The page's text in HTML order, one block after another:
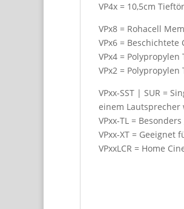
VP4x = 10,5cm
VPx8 = Rohacell
VPx6 =
VPx4 =
VPx2 =
VPxx-SST | SUR =
einem Lautsprecher
VPxx-TL =
VPxx-XT =
VPxxLCR = Home